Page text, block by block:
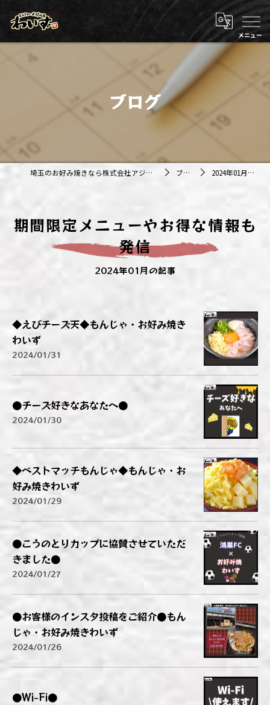
ブログ
埼玉のお好み焼きなら株式会社アジルカンパニー ブログ 2024年01月の記事
期間限定メニューやお得な情報も
発信
2024年01月の記事
◆えびチーズ天◆もんじゃ・お好み焼き
わいず
2024/01/31
●チーズ好きなあなたへ●
2024/01/30
◆ベストマッチもんじゃ◆もんじゃ・お
好み焼きわいず
2024/01/29
●こうのとりカップに協賛させていただ
きました●
2024/01/27
●お客様のインスタ投稿をご紹介●もん
じゃ・お好み焼きわいず
2024/01/26
●Wi-Fi●